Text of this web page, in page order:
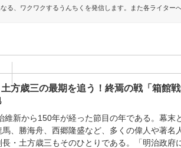
、ワクワクするうんちくを発信します。また各ライタ
方歳三の最期を追う！終焉の戦「箱館
維新から150年が経った節目の年である。幕末
、勝海舟、西郷隆盛など、多くの偉人や著名
・土方歳三もそのひとりである。「明治政府